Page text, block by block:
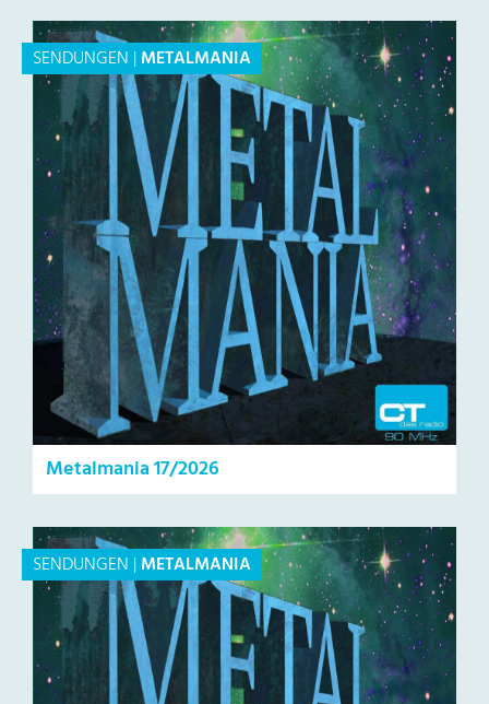
SENDUNGEN |METALMANIA
Metalmania 17/2026
SENDUNGEN |METALMANIA